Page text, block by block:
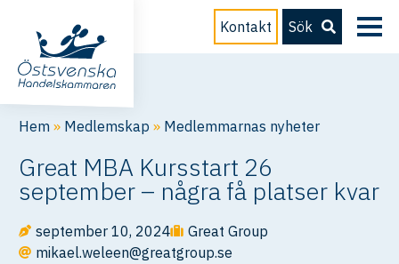
Kontakt Sök
Hem » Medlemskap » Medlemmarnas nyheter
Great MBA Kursstart 26
september – några få platser kvar
september 10, 2024
Great Group
mikael.weleen@greatgroup.se